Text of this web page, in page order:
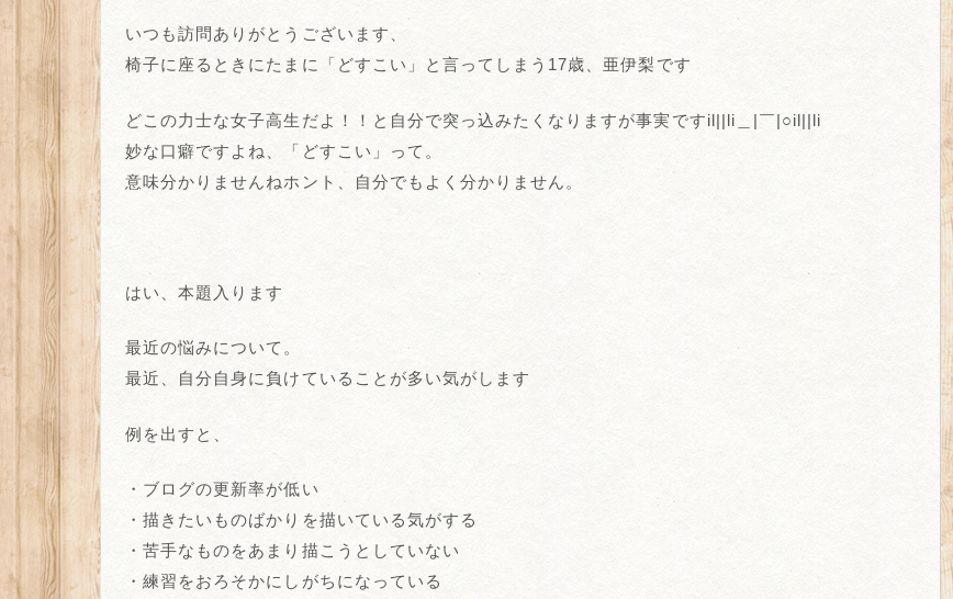
いつも訪問ありがとうございます、
椅子に座るときにたまに「どすこい」と言ってしまう17歳、亜伊梨です
どこの力士な女子高生だよ！！と自分で突っ込みたくなりますが事実ですil||li＿|￣|○il||li
妙な口癖ですよね、「どすこい」って。
意味分かりませんねホント、自分でもよく分かりません。
はい、本題入ります
最近の悩みについて。
最近、自分自身に負けていることが多い気がします
例を出すと、
・ブログの更新率が低い
・描きたいものばかりを描いている気がする
・苦手なものをあまり描こうとしていない
・練習をおろそかにしがちになっている